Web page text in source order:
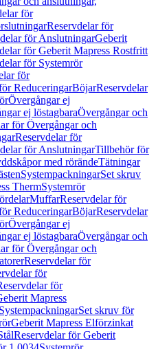
för
Reservdelar för
för AnslutningarGeberit
för Geberit Mapress Rostfritt
för Systemrör
för
ReduceringarBöjarReservdelar
Övergångar ej
ej löstagbaraÖvergångar och
för Övergångar och
Reservdelar för
för AnslutningarTillbehör för
med rörändeTätningar
SystempackningarSet skruv
ThermSystemrör
MuffarReservdelar för
ReduceringarBöjarReservdelar
Övergångar ej
ej löstagbaraÖvergångar och
för Övergångar och
Reservdelar för
för
för
Mapress
SystempackningarSet skruv för
Geberit Mapress Elförzinkat
Reservdelar för Geberit